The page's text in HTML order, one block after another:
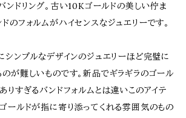
ンドリング。古い10Kゴールドの美しい佇ま
のフォルムがハイセンスなジュエリーです。
シンプルなデザインのジュエリーほど完璧に
が難しいものです。新品でギラギラのゴール
りすぎるバンドフォルムとは違いこのアイテ
ールドが指に寄り添ってくれる雰囲気のもの